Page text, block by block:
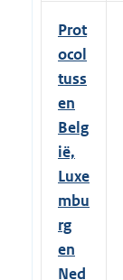
Prot
ocol
tuss
en
Belg
ië,
Luxe
mbu
rg
en
Ned